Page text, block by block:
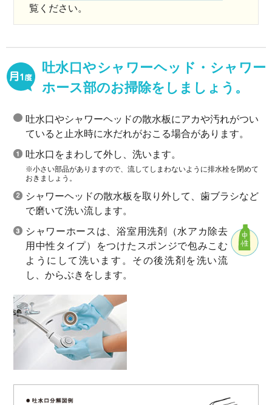
覧ください。
吐水口やシャワーヘッド・シャワー
ホース部のお掃除をしましょう。
吐水口やシャワーヘッドの散水板にアカや汚れがつい
ていると止水時に水だれがおこる場合があります。
吐水口をまわして外し、洗います。
※小さい部品がありますので、流してしまわないように排水栓を閉めて
おきましょう。
シャワーヘッドの散水板を取り外して、歯ブラシなど
で磨いて洗い流します。
シャワーホースは、浴室用洗剤（水アカ除去
用中性タイプ）をつけたスポンジで包みこむ
ようにして洗います。その後洗剤を洗い流
し、からぶきをします。